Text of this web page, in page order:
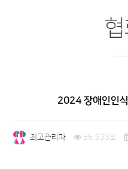
2024 장애인인
최고관리자 56,933회